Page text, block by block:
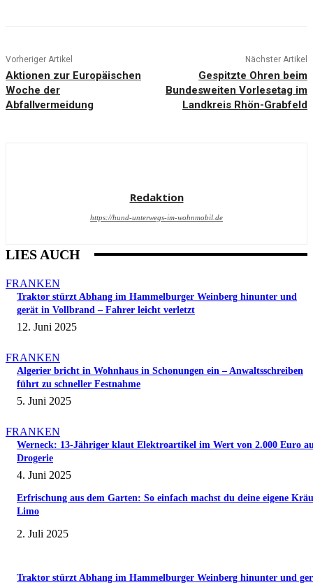
Vorheriger Artikel
Aktionen zur Europäischen
Woche der
Abfallvermeidung
Nächster Artikel
Gespitzte Ohren beim
Bundesweiten Vorlesetag im
Landkreis Rhön-Grabfeld
Redaktion
https://hund-unterwegs-im-wohnmobil.de
LIES AUCH
FRANKEN
Traktor stürzt Abhang im Hammelburger Weinberg hinunter und
gerät in Vollbrand – Fahrer leicht verletzt
12. Juni 2025
FRANKEN
Algerier bricht in Wohnhaus in Schonungen ein – Anwaltsschreiben
führt zu schneller Festnahme
5. Juni 2025
FRANKEN
Werneck: 13-Jähriger klaut Elektroartikel im Wert von 2.000 Euro
Drogerie
4. Juni 2025
Erfrischung aus dem Garten: So einfach machst du deine eigene
Limo
2. Juli 2025
Traktor stürzt Abhang im Hammelburger Weinberg hinunter und